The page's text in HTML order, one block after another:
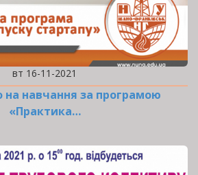
вт 16-11-2021
навчання за програмою
«Практика…